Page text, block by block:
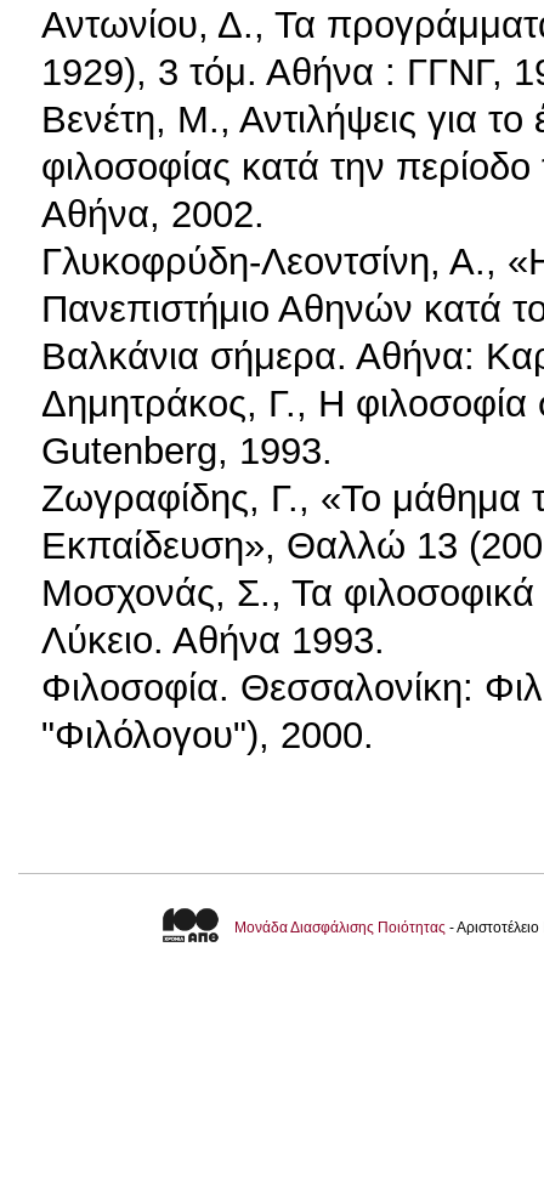
Αντωνίου, Δ., Τα
1929), 3 τόμ. Αθήνα : ΓΓΝΓ,
Βενέτη, Μ., Αντιλήψεις για το
φιλοσοφίας κατά την
Αθήνα, 2002.
Γλυκοφρύδη-Λεοντσίνη, Α.,
Πανεπιστήμιο Αθηνών κατά
Βαλκάνια σήμερα. Αθήνα:
Δημητράκος, Γ., Η
Gutenberg, 1993.
Ζωγραφίδης, Γ., «Το μάθημα
Εκπαίδευση», Θαλλώ 13
Μοσχονάς, Σ., Τα φιλοσοφικά
Λύκειο. Αθήνα 1993.
Φιλοσοφία. Θεσσαλονίκη:
"Φιλόλογου"), 2000.
Μονάδα Διασφάλισης Ποιότητας -